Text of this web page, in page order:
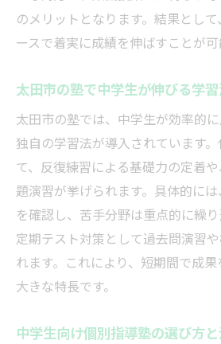
のメリットとなります。結果とし
ースで着実に成績を伸ばすことが可
太田市の塾で中学生が伸びる学
太田市の塾では、中学生が効率的
独自の学習法が導入されています
て、反復練習による基礎力の定着
題演習が挙げられます。具体的に
を確認し、苦手分野は重点的に繰り
定期テスト対策として過去問演習
れます。これにより、短期間で成
大きな特長です。
中学生向け個別指導塾の選び方